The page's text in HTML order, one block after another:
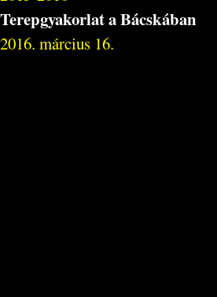
Terepgyakorlat a Bácskában
2016. március 16.